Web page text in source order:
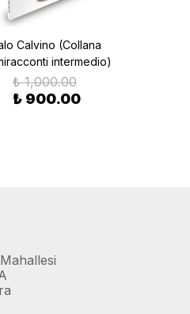
Calvino (Collana
intermedio)
₺ 1,000.00
₺ 900.00